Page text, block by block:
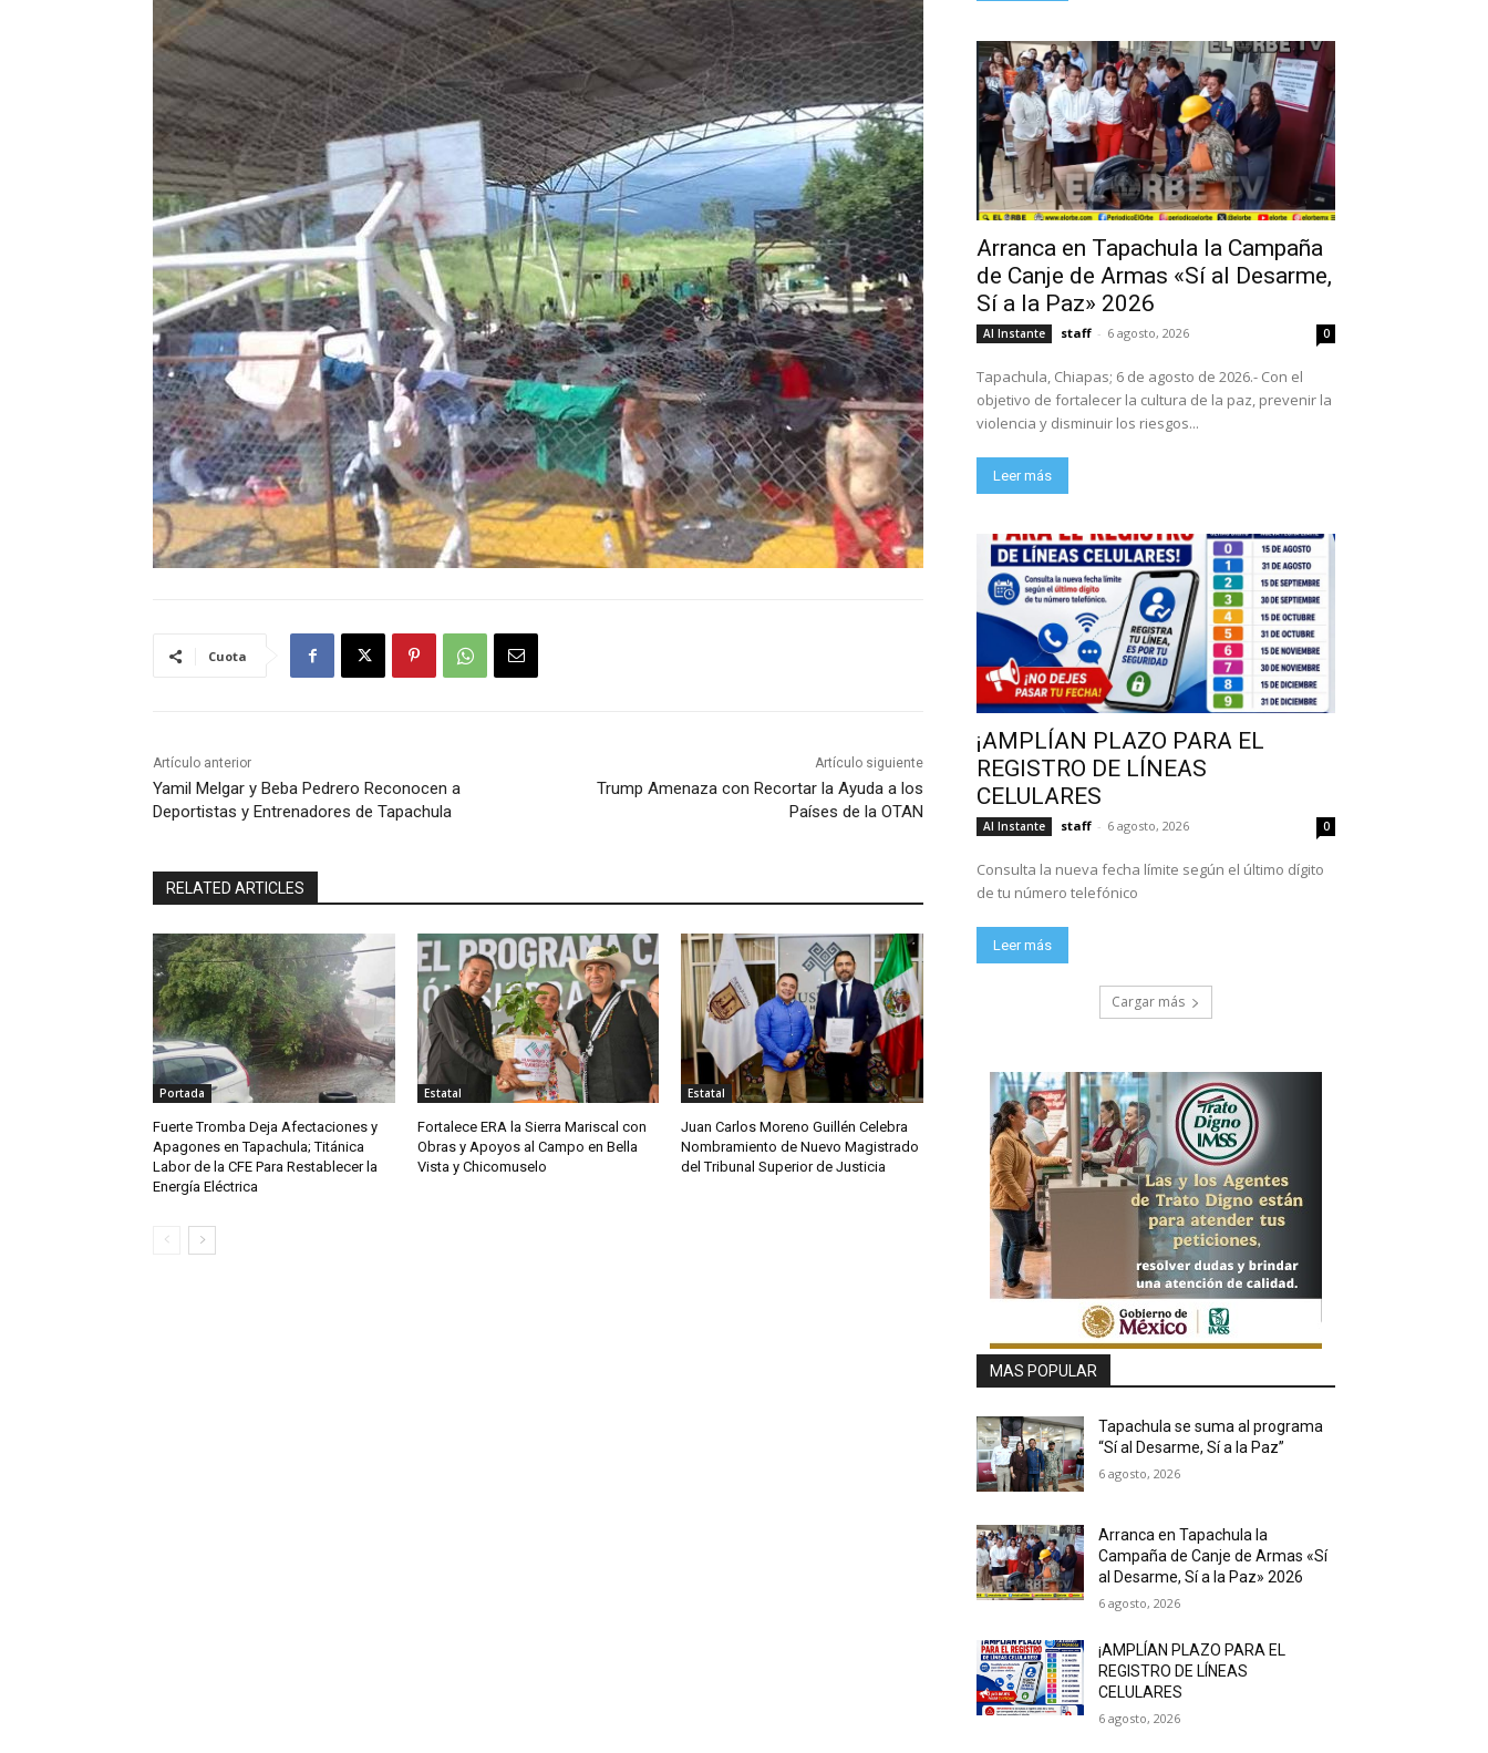
Cuota
Artículo anterior
Yamil Melgar y Beba Pedrero Reconocen a
Deportistas y Entrenadores de Tapachula
Artículo siguiente
Trump Amenaza con Recortar la Ayuda a los
Países de la OTAN
RELATED ARTICLES
Portada
Fuerte Tromba Deja Afectaciones y
Apagones en Tapachula; Titánica
Labor de la CFE Para Restablecer la
Energía Eléctrica
Estatal
Fortalece ERA la Sierra Mariscal con
Obras y Apoyos al Campo en Bella
Vista y Chicomuselo
Estatal
Juan Carlos Moreno Guillén Celebra
Nombramiento de Nuevo Magistrado
del Tribunal Superior de Justicia
Arranca en Tapachula la Campaña
de Canje de Armas «Sí al Desarme,
Sí a la Paz» 2026
Al Instante staff - 6 agosto, 2026 0
Tapachula, Chiapas; 6 de agosto de 2026.- Con el
objetivo de fortalecer la cultura de la paz, prevenir la
violencia y disminuir los riesgos...
Leer más
¡AMPLÍAN PLAZO PARA EL
REGISTRO DE LÍNEAS
CELULARES
Al Instante staff - 6 agosto, 2026 0
Consulta la nueva fecha límite según el último dígito
de tu número telefónico
Leer más
Cargar más
MAS POPULAR
Tapachula se suma al programa
“Sí al Desarme, Sí a la Paz”
6 agosto, 2026
Arranca en Tapachula la
Campaña de Canje de Armas «Sí
al Desarme, Sí a la Paz» 2026
6 agosto, 2026
¡AMPLÍAN PLAZO PARA EL
REGISTRO DE LÍNEAS
CELULARES
6 agosto, 2026